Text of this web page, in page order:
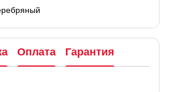
Оплата Гарантия